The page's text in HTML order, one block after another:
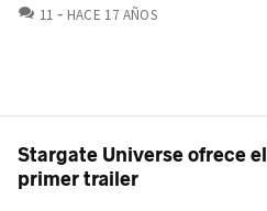
11 COMENTARIOS
HACE 17 AÑOS
Stargate Universe ofrece el
primer trailer